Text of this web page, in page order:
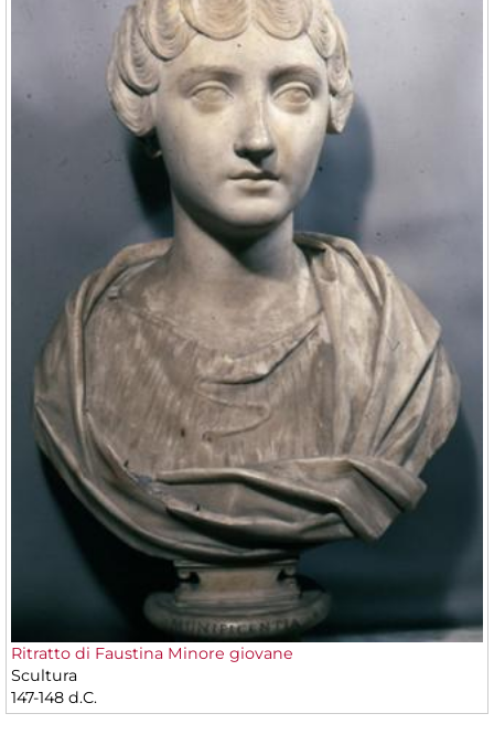
Ritratto di Faustina Minore giovane
Scultura
147-148 d.C.